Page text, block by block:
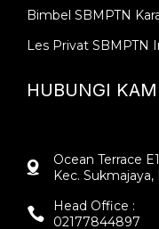
Bimbel SBMPTN
Les Privat SBMPTN
HUBUNGI
Ocean Terrace
Kec. Sukmajaya,
Head Office :
02177844897